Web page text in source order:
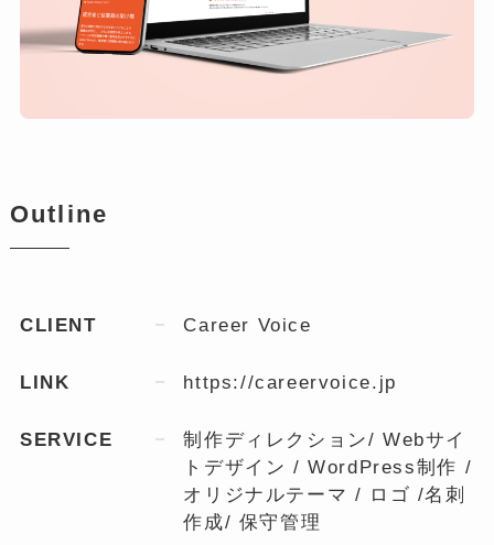
Outline
CLIENT Career Voice
LINK https://careervoice.jp
SERVICE
制作ディレクション/ Webサイ
トデザイン / WordPress制作 /
オリジナルテーマ / ロゴ /名刺
作成/ 保守管理